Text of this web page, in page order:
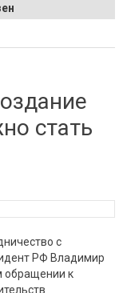
товаров
стать
с
РФ Владимир
обращении к